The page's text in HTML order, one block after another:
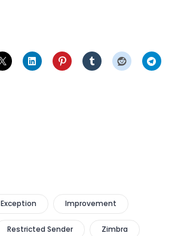
Exception Improvement
Restricted Sender Zimbra